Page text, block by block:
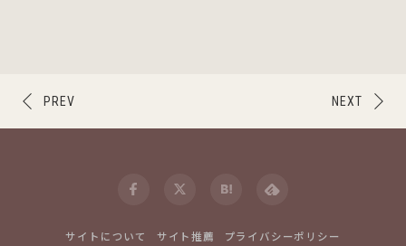
NEXT
PREV
サイトについて サイト推薦 プライバシーポリシー